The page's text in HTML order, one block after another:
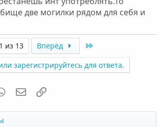
две могилки рядом для себя и
1 из 13 Вперёд
зарегистрируйтесь для ответа.
WhatsAppЭлектронная почта